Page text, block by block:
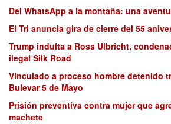
Del WhatsApp a la montaña: una
El Tri anuncia gira de cierre del 55
Trump indulta a Ross Ulbricht,
ilegal Silk Road
Vinculado a proceso hombre detenido
Bulevar 5 de Mayo
Prisión preventiva contra mujer que
machete